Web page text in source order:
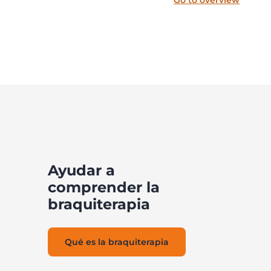
Ayudar a
comprender la
braquiterapia
Qué es la braquiterapia